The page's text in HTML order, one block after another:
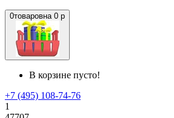
0товаровна 0 р
В корзине пусто!
+7 (495) 108-74-76
1